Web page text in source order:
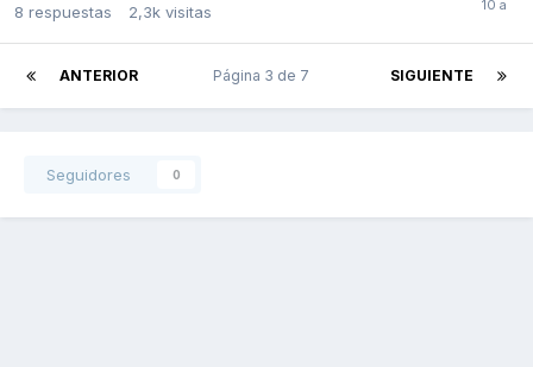
8 respuestas 2,3k visitas
ANTERIOR SIGUIENTE
Página 3 de 7
Seguidores 0